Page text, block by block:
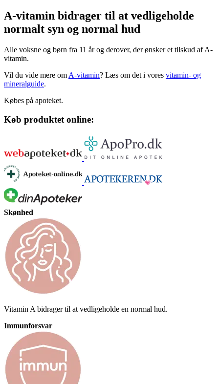
A-vita­min bidra­ger til at ved­li­ge­holde
nor­malt syn og nor­mal hud
Alle voksne og børn fra 11 år og derover, der ønsker et tilskud af A-
vitamin.
Vil du vide mere om A-vitamin? Læs om det i vores vitamin- og
mineralguide.
Købes på apoteket.
Køb produktet online:
Skønhed
Vitamin A bidrager til at vedligeholde en normal hud.
Immunforsvar